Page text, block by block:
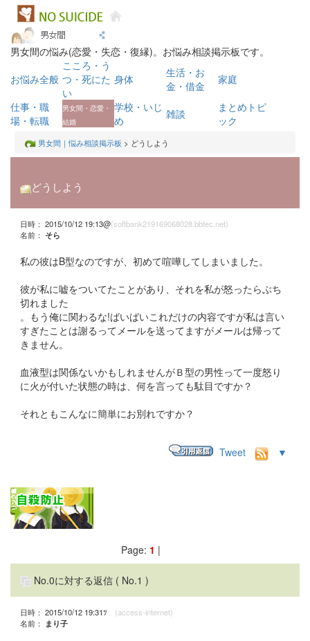
男女間の悩み(恋愛・失恋・復縁)。お悩み相談掲示板です。
お悩み全般
こころ・う
つ・死にた
い
身体
生活・お
金・借金
家庭
仕事・職
場・転職
男女間・恋愛・
結婚
学校・いじ
め
雑談
まとめトピ
ック
男女間｜悩み相談掲示板 > どうしよう
どうしよう
日時： 2015/10/12 19:13@(softbank219169068028.bbtec.net)
名前： そら
私の彼はB型なのですが、初めて喧嘩してしまいました。
彼が私に嘘をついてたことがあり、それを私が怒ったらぶち
切れました
。もう俺に関わるな!ばいばいこれだけの内容ですが私は言い
すぎたことは謝るってメールを送ってますがメールは帰って
きません。
血液型は関係ないかもしれませんがＢ型の男性って一度怒り
に火が付いた状態の時は、何を言っても駄目ですか？
それともこんなに簡単にお別れですか？
Tweet ▼
Page: 1 |
No.0に対する返信 ( No.1 )
日時： 2015/10/12 19:31ﾂ (access-internet)
名前：
まり子